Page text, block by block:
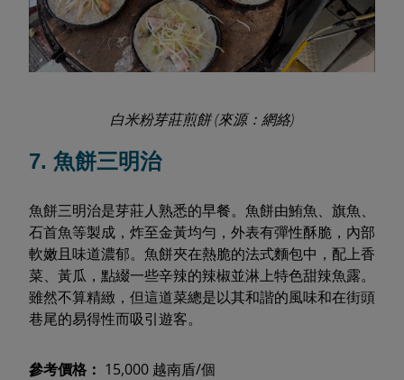
白米粉芽莊煎餅 (來源：網絡)
7. 魚餅三明治
魚餅三明治是芽莊人熟悉的早餐。魚餅由鮪魚、旗魚、
石首魚等製成，炸至金黃均勻，外表有彈性酥脆，內部
軟嫩且味道濃郁。魚餅夾在熱脆的法式麵包中，配上香
菜、黃瓜，點綴一些辛辣的辣椒並淋上特色甜辣魚露。
雖然不算精緻，但這道菜總是以其和諧的風味和在街頭
巷尾的易得性而吸引遊客。
參考價格： 15,000 越南盾/個